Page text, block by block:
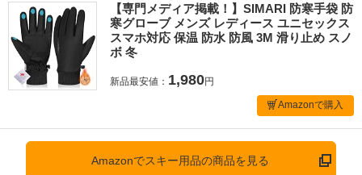
【専門メディア掲載！】SIMARI 防寒手袋 防
寒グローブ メンズ レディース ユニセックス
スマホ対応 保温 防水 防風 3M 滑り止め スノ
ボ 冬
新品最安値： 1,980円
Amazonで購入
Amazonでスキー用品の商品を見る